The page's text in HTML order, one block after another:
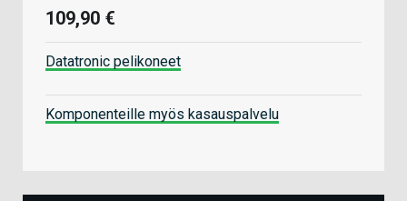
109,90 €
Datatronic pelikoneet
Komponenteille myös kasauspalvelu